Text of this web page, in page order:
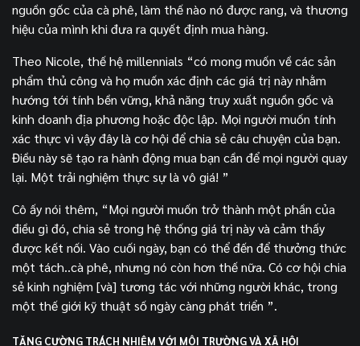
nguồn gốc của cà phê, làm thế nào nó được rang, và thương
hiệu của mình khi đưa ra quyết định mua hàng.
Theo Nicole, thế hệ millennials “có mong muốn về các sản
phẩm thủ công và họ muốn xác định các giá trị này nhằm
hướng tới tính bền vững, khả năng truy xuất nguồn gốc và
kinh doanh địa phương hoặc độc lập. Mọi người muốn tính
xác thực vì vậy đây là cơ hội để chia sẻ câu chuyện của bạn.
Điều này sẽ tạo ra hành động mua bạn cần để mọi người quay
lại. Một trải nghiệm thực sự là vô giá! ”
Cô ấy nói thêm, “Mọi người muốn trở thành một phần của
điều gì đó, chia sẻ trong hệ thống giá trị này và cảm thấy
được kết nối. Vào cuối ngày, bạn có thể đến để thưởng thức
một tách..cà phê, nhưng nó còn hơn thế nữa. Có cơ hội chia
sẻ kinh nghiệm [và] tương tác với những người khác, trong
một thế giới kỹ thuật số ngày càng phát triển ”.
TĂNG CƯỜNG TRÁCH NHIỆM VỚI MÔI TRƯỜNG VÀ XÃ HỘI